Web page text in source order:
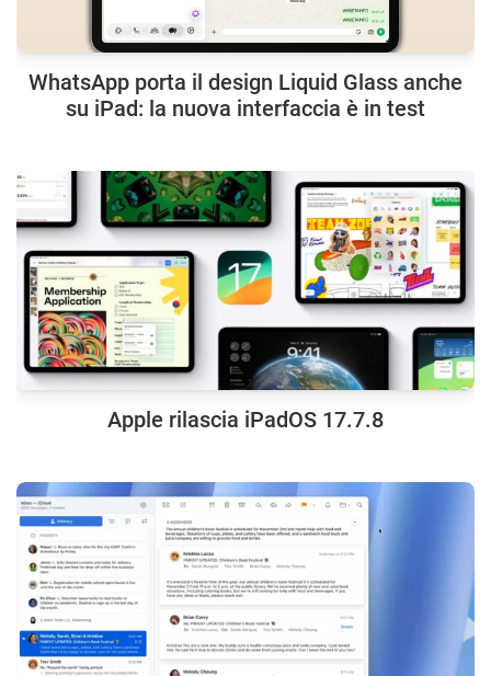
WhatsApp porta il design Liquid Glass anche
su iPad: la nuova interfaccia è in test
Apple rilascia iPadOS 17.7.8